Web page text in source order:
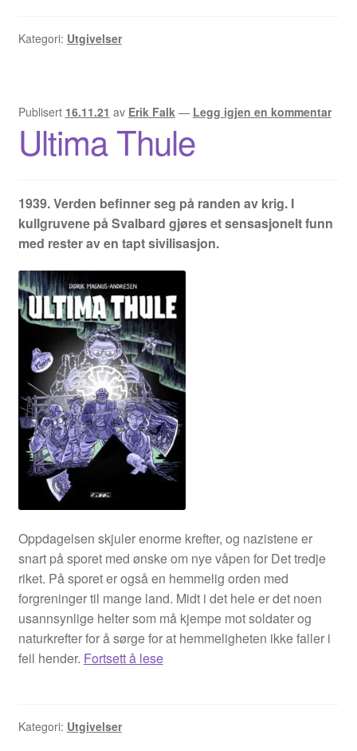
Kategori: Utgivelser
Publisert 16.11.21 av Erik Falk — Legg igjen en kommentar
Ultima Thule
1939. Verden befinner seg på randen av krig. I
kullgruvene på Svalbard gjøres et sensasjonelt funn
med rester av en tapt sivilisasjon.
Oppdagelsen skjuler enorme krefter, og nazistene er
snart på sporet med ønske om nye våpen for Det tredje
riket. På sporet er også en hemmelig orden med
forgreninger til mange land. Midt i det hele er det noen
usannsynlige helter som må kjempe mot soldater og
naturkrefter for å sørge for at hemmeligheten ikke faller i
feil hender. Fortsett å leseUltima
Kategori: Utgivelser